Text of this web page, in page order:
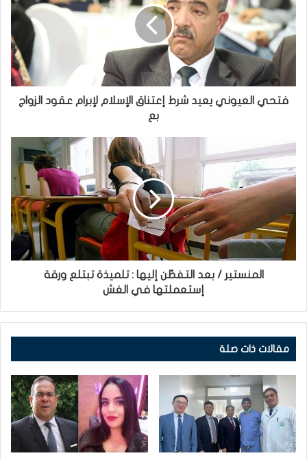
فتحي العيوني يعيد شرط إعتناق الإسلام لإبرام عقود الزواج
بع
المنستير / بعد التفطّن إليها : تلميذة تبتلع ورقة
إستعملتها في الغش
مقالات ذات صلة